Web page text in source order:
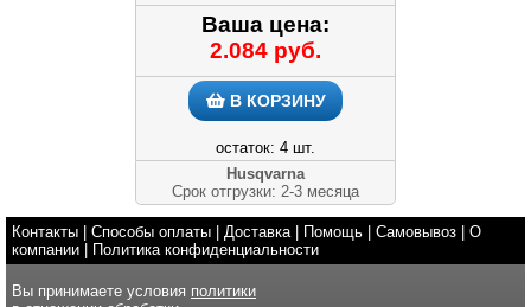
Ваша цена:
2.084 руб.
В КОРЗИНУ
остаток: 4 шт.
Husqvarna
Срок отгрузки: 2-3 месяца
Контакты Способы оплаты Доставка| Помощь Самовывоз
О
компании
Политика конфиденциальности
Вы принимаете условия политики